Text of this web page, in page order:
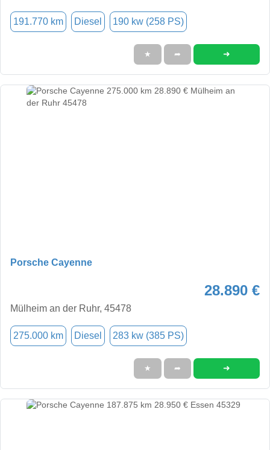
191.770 km Diesel 190 kw (258 PS)
★ ➦ ➜
Porsche Cayenne
28.890 €
Mülheim an der Ruhr, 45478
275.000 km Diesel 283 kw (385 PS)
★ ➦ ➜